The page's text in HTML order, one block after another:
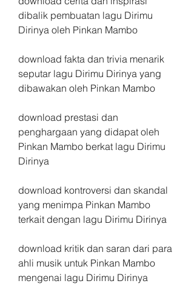
dibalik pembuatan lagu Dirimu
Dirinya oleh Pinkan Mambo
download fakta dan trivia menarik
seputar lagu Dirimu Dirinya yang
dibawakan oleh Pinkan Mambo
download prestasi dan
penghargaan yang didapat oleh
Pinkan Mambo berkat lagu Dirimu
Dirinya
download kontroversi dan skandal
yang menimpa Pinkan Mambo
terkait dengan lagu Dirimu Dirinya
download kritik dan saran dari para
ahli musik untuk Pinkan Mambo
mengenai lagu Dirimu Dirinya